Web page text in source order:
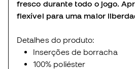
fresco durante todo o jogo.
flexível para uma maior
Detalhes do produto:
Inserções de borracha
100% poliéster